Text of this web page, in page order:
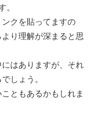
クを貼ってますの
り理解が深まると思
はありますが、それ
しょう。
ともあるかもしれま